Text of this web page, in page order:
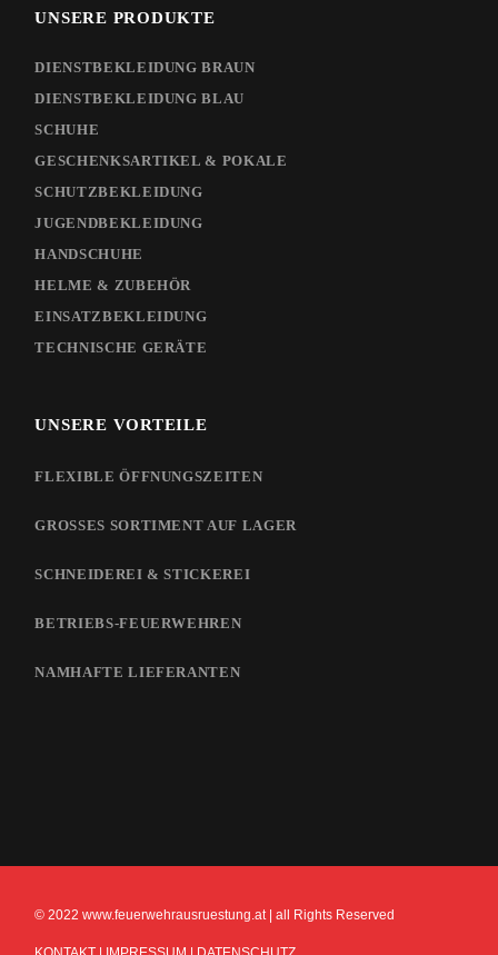
UNSERE PRODUKTE
DIENSTBEKLEIDUNG BRAUN
DIENSTBEKLEIDUNG BLAU
SCHUHE
GESCHENKSARTIKEL & POKALE
SCHUTZBEKLEIDUNG
JUGENDBEKLEIDUNG
HANDSCHUHE
HELME & ZUBEHÖR
EINSATZBEKLEIDUNG
TECHNISCHE GERÄTE
UNSERE VORTEILE
FLEXIBLE ÖFFNUNGSZEITEN
GROSSES SORTIMENT AUF LAGER
SCHNEIDEREI & STICKEREI
BETRIEBS-FEUERWEHREN
NAMHAFTE LIEFERANTEN
© 2022 www.feuerwehrausruestung.at | all Rights Reserved